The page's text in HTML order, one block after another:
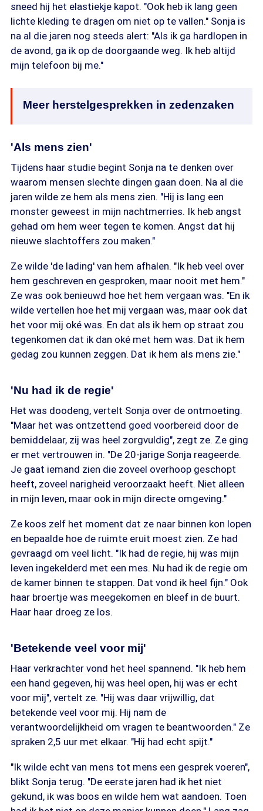
sneed hij het elastiekje kapot. "Ook heb ik lang geen
lichte kleding te dragen om niet op te vallen." Sonja is
na al die jaren nog steeds alert: "Als ik ga hardlopen in
de avond, ga ik op de doorgaande weg. Ik heb altijd
mijn telefoon bij me."
Meer herstelgesprekken in zedenzaken
'Als mens zien'
Tijdens haar studie begint Sonja na te denken over
waarom mensen slechte dingen gaan doen. Na al die
jaren wilde ze hem als mens zien. "Hij is lang een
monster geweest in mijn nachtmerries. Ik heb angst
gehad om hem weer tegen te komen. Angst dat hij
nieuwe slachtoffers zou maken."
Ze wilde 'de lading' van hem afhalen. "Ik heb veel over
hem geschreven en gesproken, maar nooit met hem."
Ze was ook benieuwd hoe het hem vergaan was. "En ik
wilde vertellen hoe het mij vergaan was, maar ook dat
het voor mij oké was. En dat als ik hem op straat zou
tegenkomen dat ik dan oké met hem was. Dat ik hem
gedag zou kunnen zeggen. Dat ik hem als mens zie."
'Nu had ik de regie'
Het was doodeng, vertelt Sonja over de ontmoeting.
"Maar het was ontzettend goed voorbereid door de
bemiddelaar, zij was heel zorgvuldig", zegt ze. Ze ging
er met vertrouwen in. "De 20-jarige Sonja reageerde.
Je gaat iemand zien die zoveel overhoop geschopt
heeft, zoveel narigheid veroorzaakt heeft. Niet alleen
in mijn leven, maar ook in mijn directe omgeving."
Ze koos zelf het moment dat ze naar binnen kon lopen
en bepaalde hoe de ruimte eruit moest zien. Ze had
gevraagd om veel licht. "Ik had de regie, hij was mijn
leven ingekelderd met een mes. Nu had ik de regie om
de kamer binnen te stappen. Dat vond ik heel fijn." Ook
haar broertje was meegekomen en bleef in de buurt.
Haar haar droeg ze los.
'Betekende veel voor mij'
Haar verkrachter vond het heel spannend. "Ik heb hem
een hand gegeven, hij was heel open, hij was er echt
voor mij", vertelt ze. "Hij was daar vrijwillig, dat
betekende veel voor mij. Hij nam de
verantwoordelijkheid om vragen te beantwoorden." Ze
spraken 2,5 uur met elkaar. "Hij had echt spijt."
"Ik wilde echt van mens tot mens een gesprek voeren",
blikt Sonja terug. "De eerste jaren had ik het niet
gekund, ik was boos en wilde hem wat aandoen. Toen